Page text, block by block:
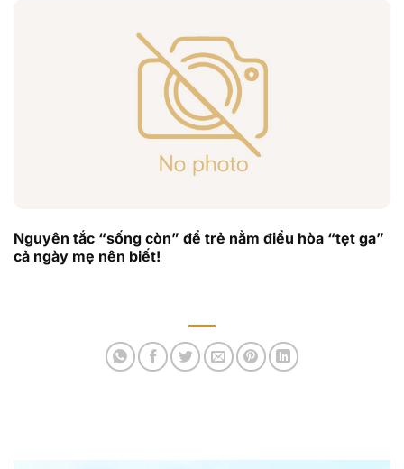
Nguyên tắc “sống còn” để trẻ nằm điều hòa “tẹt ga”
cả ngày mẹ nên biết!